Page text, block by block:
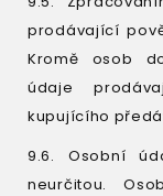
prodávající
Kromě osob
údaje
kupujícího
9.6. Osobní
neurčitou.